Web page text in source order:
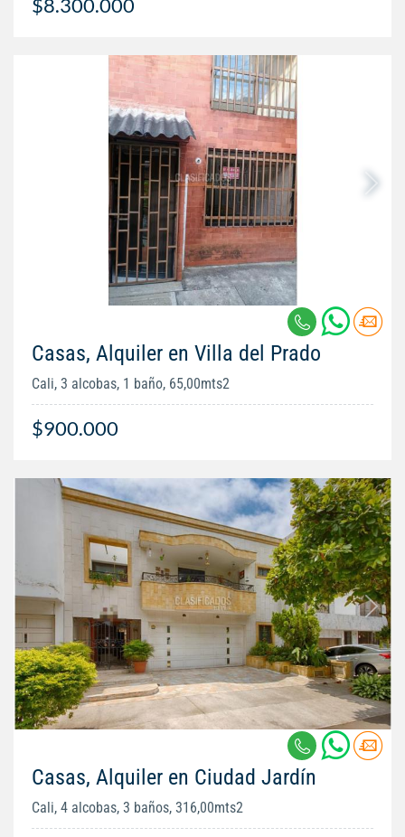
Casas, Alquiler en Villa del Prado
Cali, 3 alcobas, 1 baño, 65,00mts2
$900.000
Casas, Alquiler en Ciudad Jardín
Cali, 4 alcobas, 3 baños, 316,00mts2